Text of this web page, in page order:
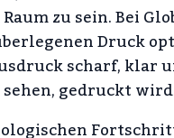
zu sein. Bei
Druck
scharf, klar
gedruckt